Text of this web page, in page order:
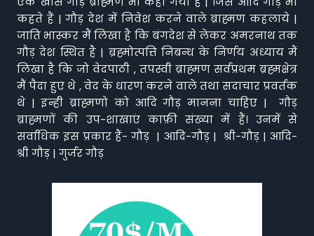
कहते हैं | गौड़ देश में निवेश करने वाले ब्राह्मण कहलाये |
जाति भास्कर मैं लिखा है कि बंगदेश से लेकर अमरनाथ तक
गौड़ देश स्थित है | ब्रह्मोत्पत्ति निबन्ध के निर्णय अध्याय मैं
लिखा है कि जो वेदपाठी , तपस्वी ब्राह्मण सर्वप्रथम ब्रह्मक्षेत्र
मैं पैदा हुए थे , वेद के धारण करने वाले तथा सदाचार प्रवर्तक
थे | इन्ही ब्राह्मणो को आदि गौड़ मानना चाहिए | गौड़
ब्राह्मणों की उप-शाखाएं काफ़ी संख्या में हैं। उनमें से
सर्वाधिक इस प्रकार हैं- गौड़ | आदि-गौड़ | श्री-गौड़ | आदि-
श्री गौड़ | गुर्जर गौड़